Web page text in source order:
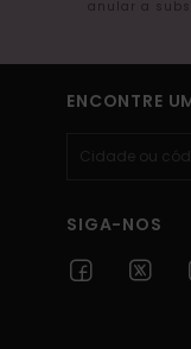
anular a
ENCONTRE
SIGA-NOS